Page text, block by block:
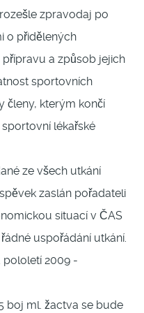
zpravodaj po
o přidělených
a způsob jejich
sportovních
členy, kterým končí
lékařské
ze všech utkání
zaslán pořadateli
situací v ČAS
uspořádání utkání.
pololetí 2009 -
boj ml. žactva se bude